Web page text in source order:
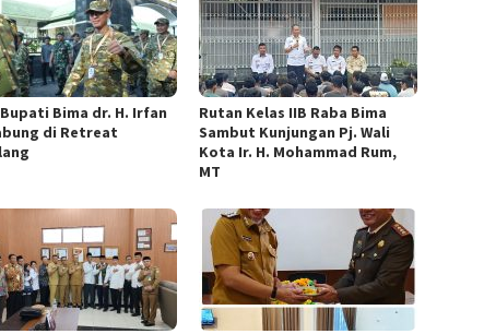
Bima dr. H. Irfan
di Retreat
Rutan Kelas IIB Raba Bima
Sambut Kunjungan Pj. Wali
Kota Ir. H. Mohammad Rum,
MT